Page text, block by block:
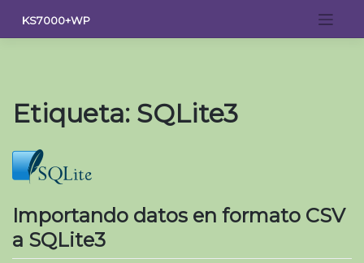
contenido
KS7000+WP
Etiqueta: SQLite3
Importando datos en formato CSV
a SQLite3